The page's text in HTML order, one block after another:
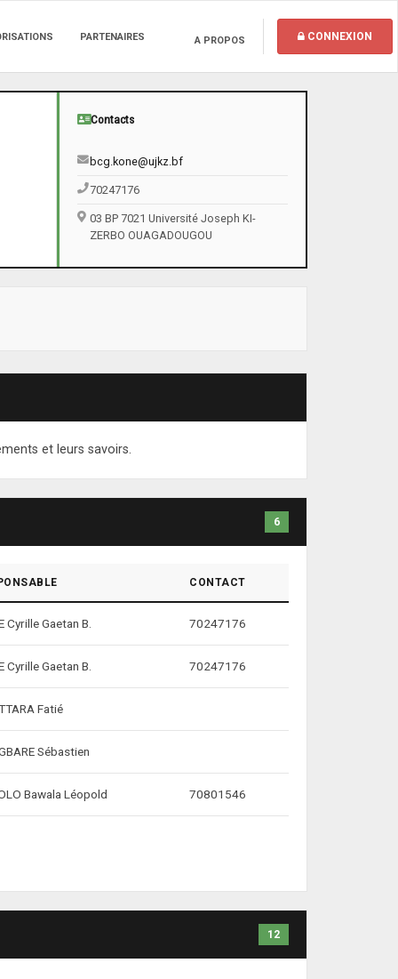
PARTENAIRES A PROPOS CONNEXION
Contacts
bcg.kone@ujkz.bf
70247176
03 BP 7021 Université Joseph KI-
ZERBO OUAGADOUGOU
et leurs savoirs.
6
CONTACT
Cyrille Gaetan B. 70247176
Cyrille Gaetan B. 70247176
Fatié
Sébastien
Bawala Léopold 70801546
12